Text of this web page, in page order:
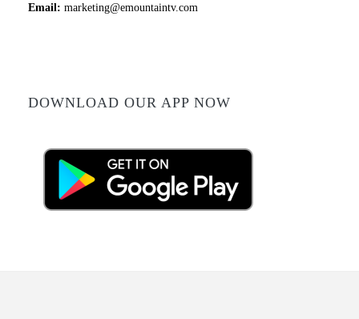
Email: marketing@emountaintv.com
DOWNLOAD OUR APP NOW